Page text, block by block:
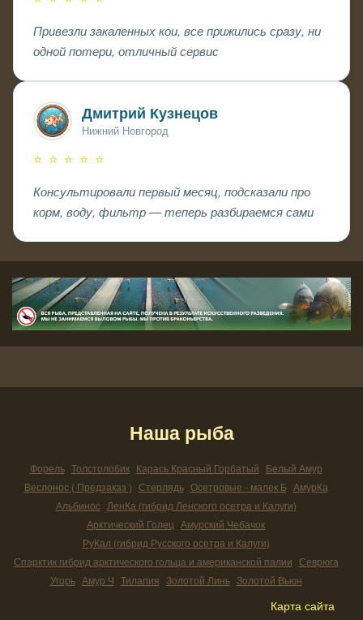
Привезли закаленных кои, все прижились сразу, ни
одной потери, отличный сервис
Дмитрий Кузнецов
Нижний Новгород
⭐ ⭐ ⭐ ⭐ ⭐
Консультировали первый месяц, подсказали про
корм, воду, фильтр — теперь разбираемся сами
Наша рыба
Форель Толстолобик Карась Красный Горбатый Белый Амур
Веслонос ( Предзаказ ) Стерлядь Осетровые - малек Б АмурКа
Альбинос ЛенКа (гибрид Ленского осетра и Калуги)
Арктический Голец Амурский Чебачок
РуКал (гибрид Русского осетра и Калуги)
Спарктик гибрид арктического гольца и американской палии Севрюга
Угорь Амур Ч Тилапия Золотой Линь Золотой Вьюн
Карта сайта